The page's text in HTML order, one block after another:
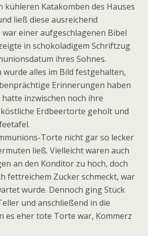
kühleren Katakomben des Hauses
ließ diese ausreichend
war einer aufgeschlagenen Bibel
in schokoladigem Schriftzug
ihres Sohnes.
wurde alles im Bild festgehalten,
Erinnerungen haben
hatte inzwischen noch ihre
Erdbeertorte geholt und
Torte nicht gar so lecker
ließ. Vielleicht waren auch
an den Konditor zu hoch, doch
fettreichem Zucker schmeckt, war
wurde. Dennoch ging Stück
und anschließend in die
es eher tote Torte war, Kommerz